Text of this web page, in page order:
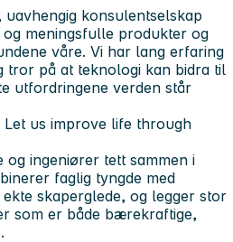
konsulentselskap
meningsfulle produkter og
våre. Vi har lang erfaring
tror på at teknologi kan bidra til
utfordringene verden står
us improve life through
og ingeniører tett sammen i
faglig tyngde med
skaperglede, og legger stor
som er både bærekraftige,